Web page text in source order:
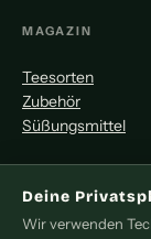
MAGAZIN
Teesorten
Zubehör
Süßungsmittel
Redaktion
Deine
Wir verwenden